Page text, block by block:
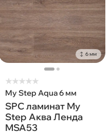
6 мм
★★★★★
My Step Aqua 6 мм
SPC ламинат My
Step Аква Ленда
MSA53